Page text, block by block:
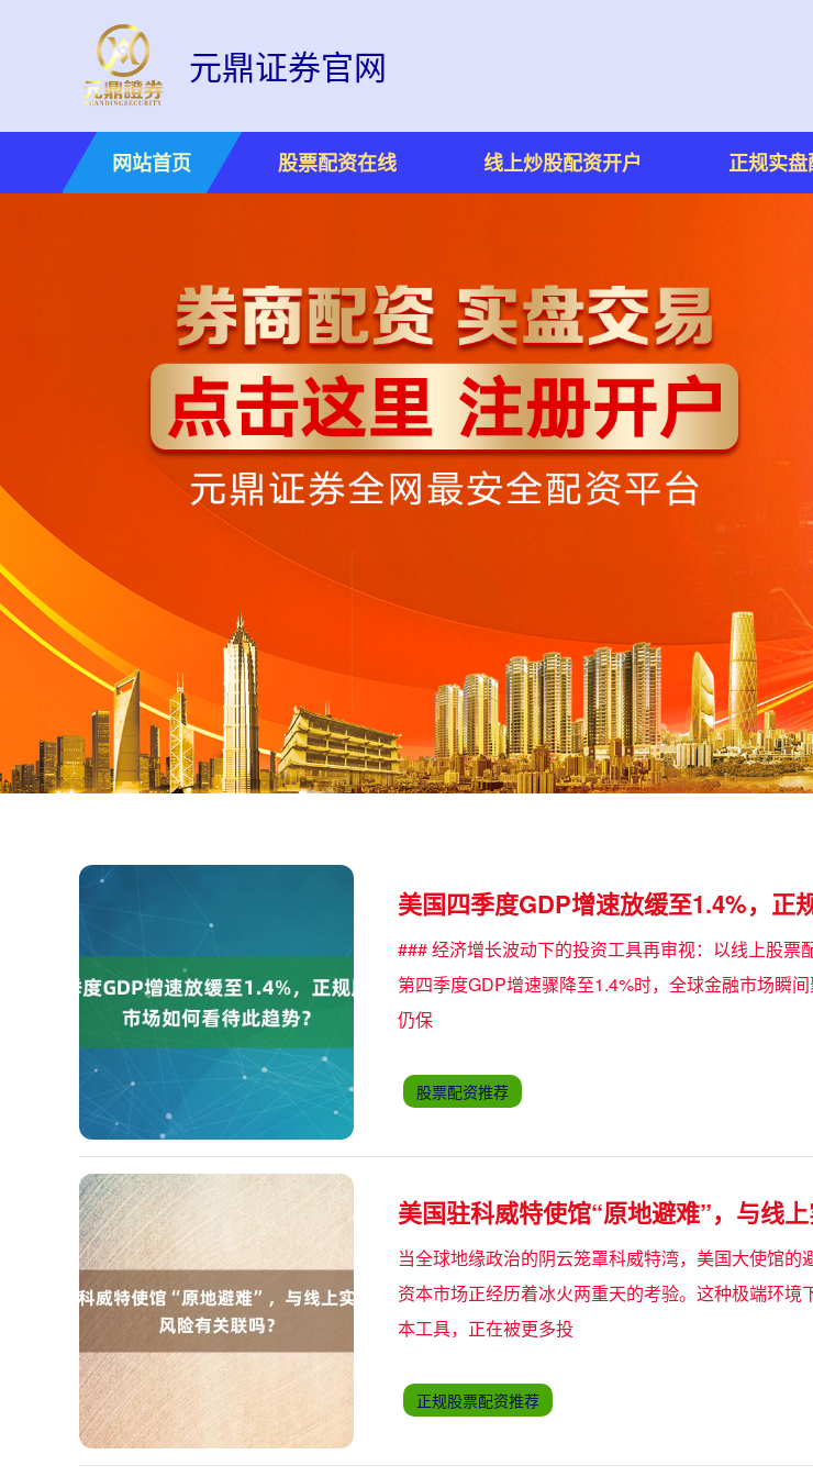
元鼎证券官网
网站首页 股票配资在线 线上炒股配资开户 正规实
美国四季度GDP增速放缓至1.4%，正
### 经济增长波动下的投资工具再审视：以线上股
第四季度GDP增速骤降至1.4%时，全球金融市场瞬
仍保
股票配资推荐
美国驻科威特使馆“原地避难”，与线
当全球地缘政治的阴云笼罩科威特湾，美国大使馆的
资本市场正经历着冰火两重天的考验。这种极端环
本工具，正在被更多投
正规股票配资推荐